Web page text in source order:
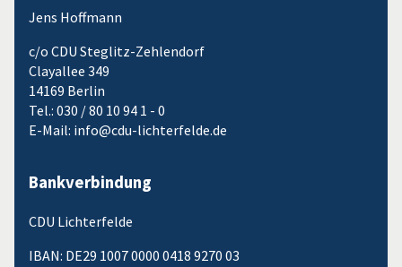
Jens Hoffmann
c/o CDU Steglitz-Zehlendorf
Clayallee 349
14169 Berlin
Tel.: 030 / 80 10 94 1 - 0
E-Mail: info@cdu-lichterfelde.de
Bankverbindung
CDU Lichterfelde
IBAN: DE29 1007 0000 0418 9270 03